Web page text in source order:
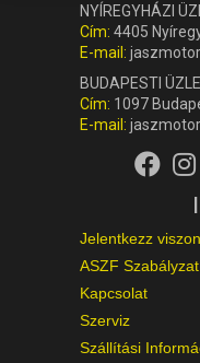
NYÍREGYHÁZI
Cím: 4405
E-mail:
BUDAPESTI
Cím: 1097
E-mail:
Jelentkezz
ASZF Szabályzat
Kapcsolat
Szerviz
Szállítási